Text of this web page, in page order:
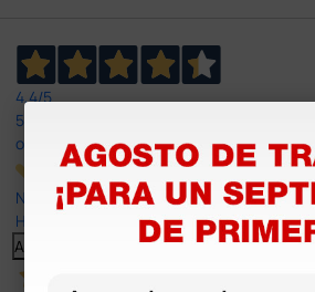
4,4/5
597
opiniones
Nuestras reseñas de 4 y 5 estrellas.
Haga clic aquí para leerlos todos >
Anterior
Siguiente